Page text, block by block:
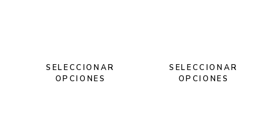
SELECCIONAR
OPCIONES
SELECCIONAR
OPCIONES